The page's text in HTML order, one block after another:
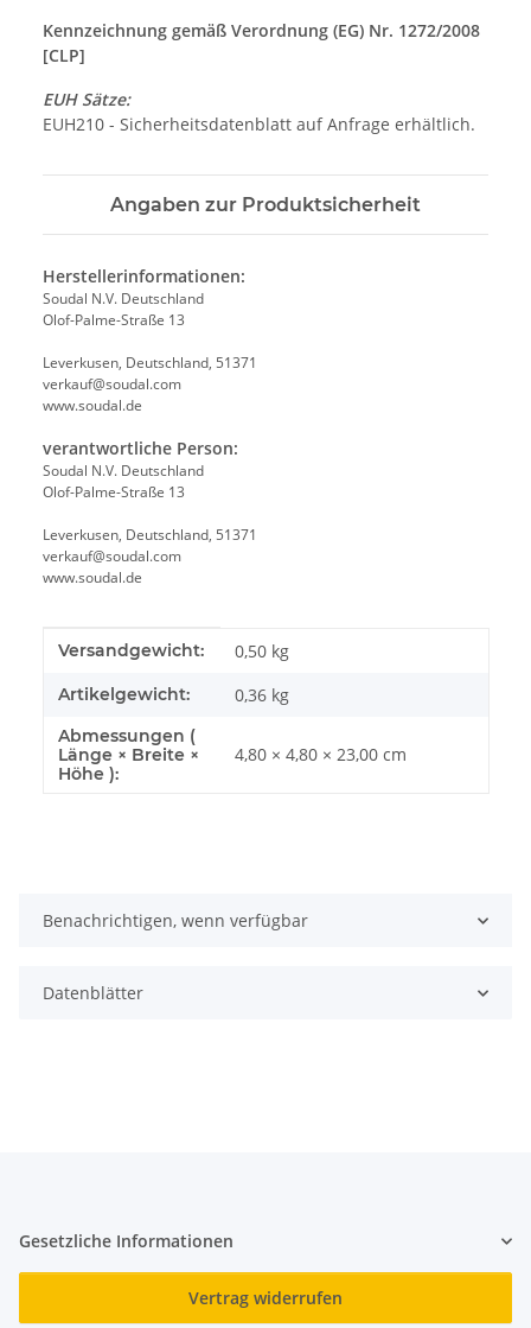
Kennzeichnung gemäß Verordnung (EG) Nr. 1272/2008
[CLP]
EUH Sätze:
EUH210 - Sicherheitsdatenblatt auf Anfrage erhältlich.
Angaben zur Produktsicherheit
Herstellerinformationen:
Soudal N.V. Deutschland
Olof-Palme-Straße 13
Leverkusen, Deutschland, 51371
verkauf@soudal.com
www.soudal.de
verantwortliche Person:
Soudal N.V. Deutschland
Olof-Palme-Straße 13
Leverkusen, Deutschland, 51371
verkauf@soudal.com
www.soudal.de
Produkteigenschaft
Wert
Versandgewicht: 0,50 kg
Artikelgewicht: 0,36 kg
Abmessungen (
Länge × Breite ×
Höhe ):
4,80 × 4,80 × 23,00 cm
Benachrichtigen, wenn verfügbar
Datenblätter
Gesetzliche Informationen
Vertrag widerrufen